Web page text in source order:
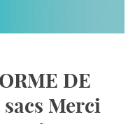
DE
sacs Merci